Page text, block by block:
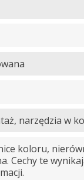
narzędzia w
koloru,
Cechy te